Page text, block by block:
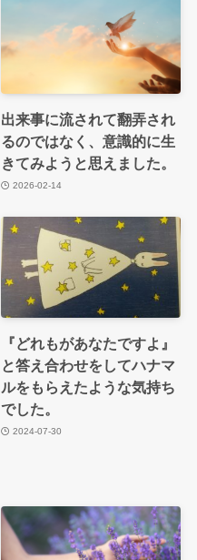
出来事に流されて翻弄され
るのではなく、意識的に生
きてみようと思えました。
2026-02-14
『どれもがあなたですよ』
と答え合わせをしてハナマ
ルをもらえたような気持ち
でした。
2024-07-30